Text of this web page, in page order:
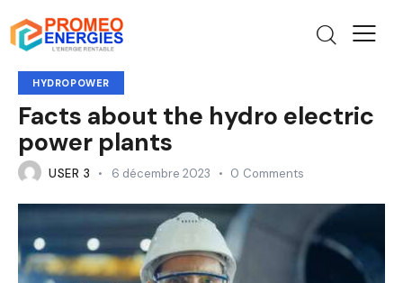
HYDROPOWER
Facts about the hydro electric
power plants
USER 3 6 décembre 2023 0 Comments